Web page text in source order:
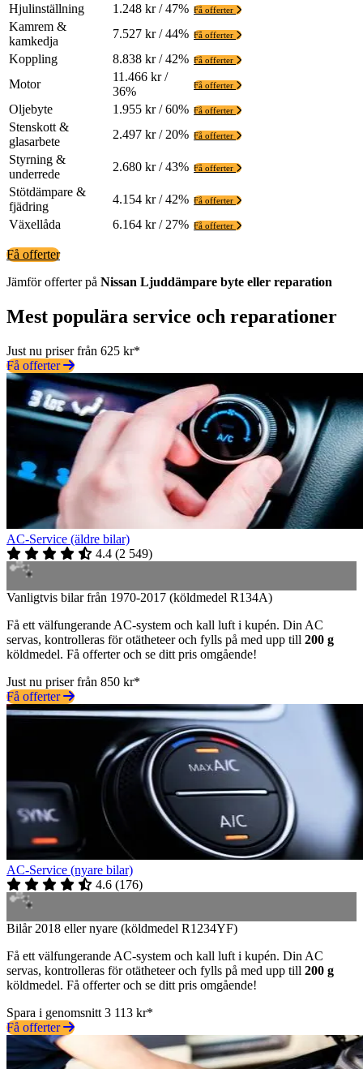
Hjulinställning 1.248 kr / 47% Få offerter
Kamrem &
kamkedja
7.527 kr / 44% Få offerter
Koppling 8.838 kr / 42% Få offerter
Motor
11.466 kr /
36%
Få offerter
Oljebyte 1.955 kr / 60% Få offerter
Stenskott &
glasarbete
2.497 kr / 20% Få offerter
Styrning &
underrede
2.680 kr / 43% Få offerter
Stötdämpare &
fjädring
4.154 kr / 42% Få offerter
Växellåda 6.164 kr / 27% Få offerter
Få offerter
Jämför offerter på Nissan Ljuddämpare byte eller reparation
Mest populära service och reparationer
Just nu priser från 625 kr*
Få offerter
AC-Service (äldre bilar)
4.4 (2 549)
Vanligtvis bilar från 1970-2017 (köldmedel R134A)
Få ett välfungerande AC-system och kall luft i kupén. Din AC
servas, kontrolleras för otätheteer och fylls på med upp till 200 g
köldmedel. Få offerter och se ditt pris omgående!
Just nu priser från 850 kr*
Få offerter
AC-Service (nyare bilar)
4.6 (176)
Bilår 2018 eller nyare (köldmedel R1234YF)
Få ett välfungerande AC-system och kall luft i kupén. Din AC
servas, kontrolleras för otätheteer och fylls på med upp till 200 g
köldmedel. Få offerter och se ditt pris omgående!
Spara i genomsnitt 3 113 kr*
Få offerter